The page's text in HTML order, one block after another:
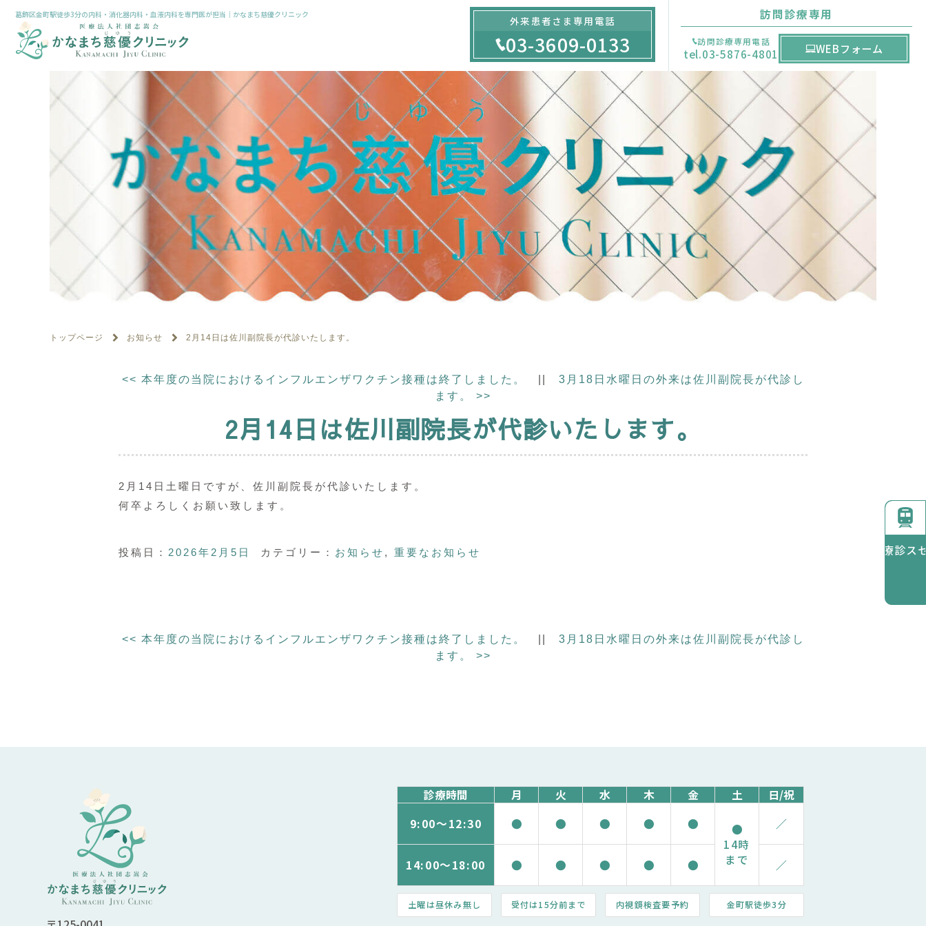
葛飾区金町駅徒歩3分の内科・消化器内科・血液内科を専門医が担当｜かなまち慈優クリニック 外来患者さま専用電話
03-3609-0133
訪問診療専用
訪問診療専用電話
tel.03-5876-4801 WEBフォーム
アクセス
トップページ お知らせ 2月14日は佐川副院長が代診いたします。
<< 本年度の当院におけるインフルエンザワクチン接種は終了しました。
3月18日水曜日の外来は佐川副院長が代診し
ます。 >>
2月14日は佐川副院長が代診いたします。
2月14日土曜日ですが、佐川副院長が代診いたします。
何卒よろしくお願い致します。
投稿日： 2026年2月5日 カテゴリー： お知らせ , 重要なお知らせ
<< 本年度の当院におけるインフルエンザワクチン接種は終了しました。
3月18日水曜日の外来は佐川副院長が代診し
ます。 >>
診療時間 月 火 水 木 金 土
日/祝
9:00～12:30 ● ● ● ● ●
●
14時
まで
／
14:00～18:00 ● ● ● ● ● ／
土曜は昼休み無し 受付は15分前まで 内視鏡検査要予約 金町駅徒歩3分